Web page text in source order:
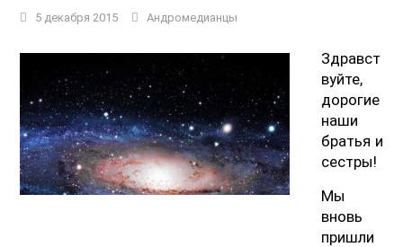
5 декабря 2015 Андромедианцы
Здравст
вуйте,
дорогие
наши
братья и
сестры!
Мы
вновь
пришли